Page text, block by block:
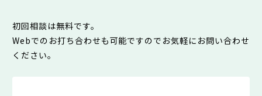
初回相談は無料です。
Webでのお打ち合わせも可能ですのでお気軽にお問い合わせ
ください。